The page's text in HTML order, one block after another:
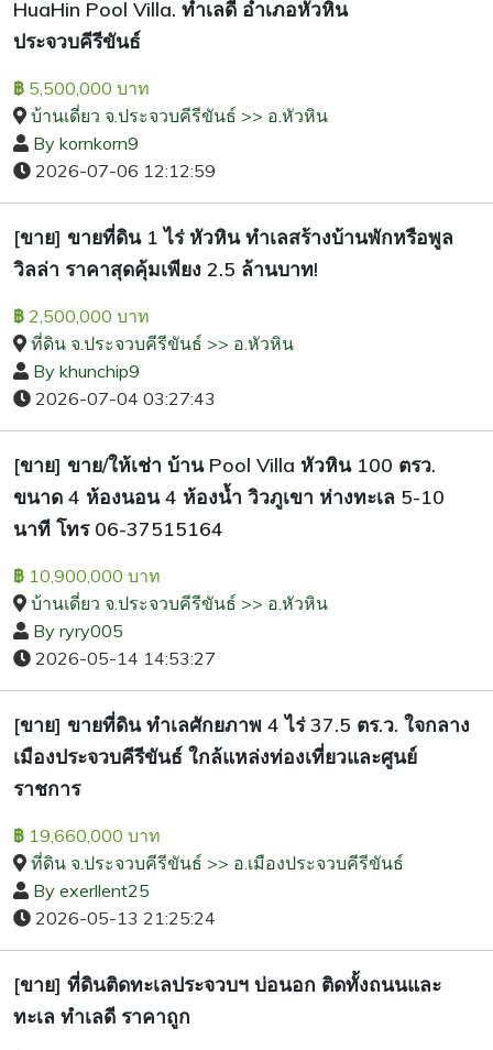
HuaHin Pool Villa. ทำเลดี อำเภอหัวหิน
ประจวบคีรีขันธ์
฿ 5,500,000 บาท
บ้านเดี่ยว จ.ประจวบคีรีขันธ์ >> อ.หัวหิน
By kornkorn9
2026-07-06 12:12:59
[ขาย] ขายที่ดิน 1 ไร่ หัวหิน ทำเลสร้างบ้านพักหรือพูล
วิลล่า ราคาสุดคุ้มเพียง 2.5 ล้านบาท!
฿ 2,500,000 บาท
ที่ดิน จ.ประจวบคีรีขันธ์ >> อ.หัวหิน
By khunchip9
2026-07-04 03:27:43
[ขาย] ขาย/ให้เช่า บ้าน Pool Villa หัวหิน 100 ตรว.
ขนาด 4 ห้องนอน 4 ห้องน้ำ วิวภูเขา ห่างทะเล 5-10
นาที โทร 06-37515164
฿ 10,900,000 บาท
บ้านเดี่ยว จ.ประจวบคีรีขันธ์ >> อ.หัวหิน
By ryry005
2026-05-14 14:53:27
[ขาย] ขายที่ดิน ทำเลศักยภาพ 4 ไร่ 37.5 ตร.ว. ใจกลาง
เมืองประจวบคีรีขันธ์ ใกล้แหล่งท่องเที่ยวและศูนย์
ราชการ
฿ 19,660,000 บาท
ที่ดิน จ.ประจวบคีรีขันธ์ >> อ.เมืองประจวบคีรีขันธ์
By exerllent25
2026-05-13 21:25:24
[ขาย] ที่ดินติดทะเลประจวบฯ บ่อนอก ติดทั้งถนนและ
ทะเล ทำเลดี ราคาถูก